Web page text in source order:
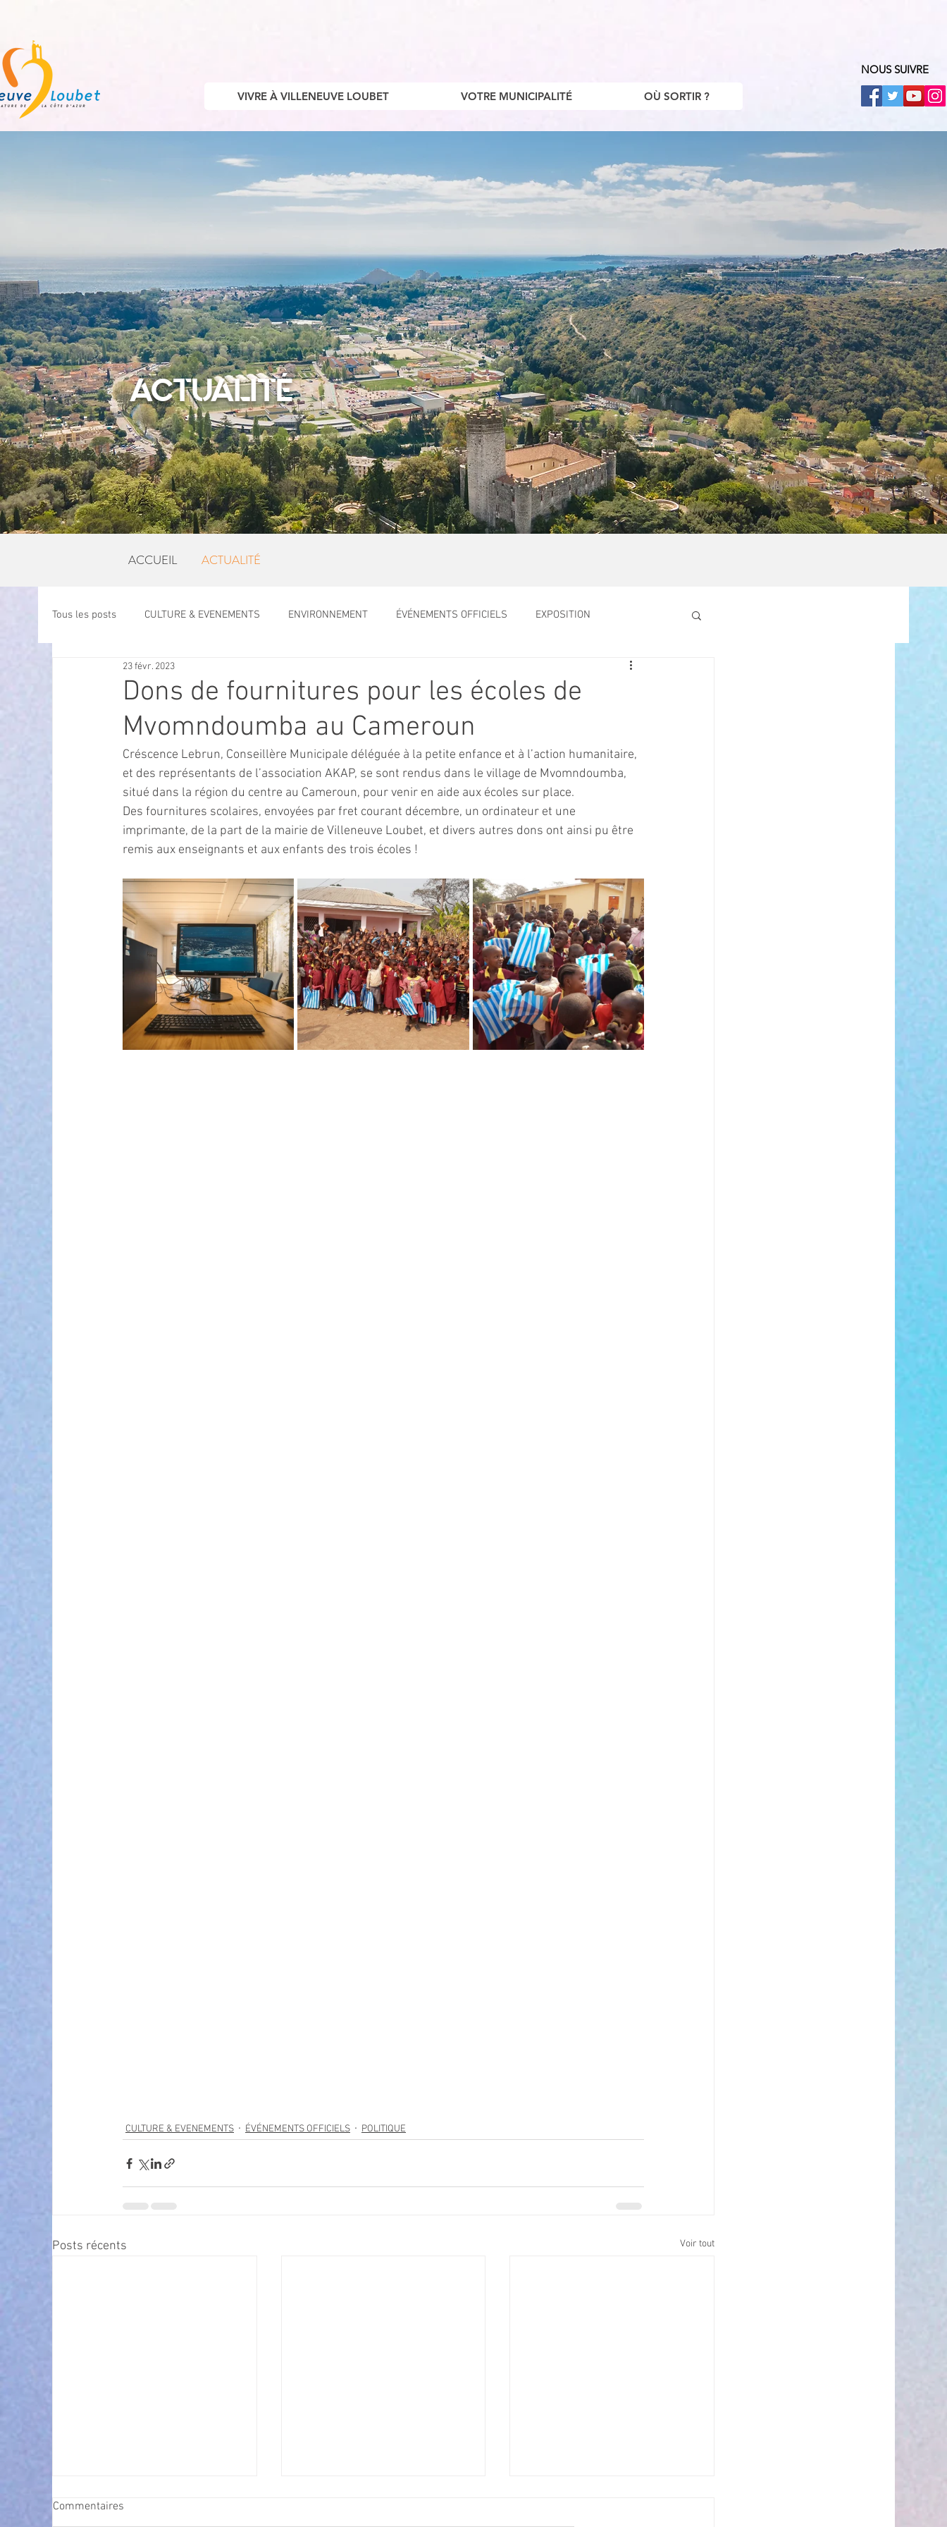
VIVRE À VILLENEUVE LOUBET VOTRE MUNICIPALITÉ OÙ SORTIR ?
NOUS SUIVRE
ACTUALITÉ
ACCUEIL ACTUALITÉ
Tous les posts CULTURE & EVENEMENTS ENVIRONNEMENT ÉVÉNEMENTS OFFICIELS EXPOSITION
OFFRES D'EMPLOI
ECO MOBILITE PETITE ENFANCE TOURISME ARCHIVES ET PATRIMOINE
Instruction Publique & Familles Activité culture & musique
FETES & MANIFESTATIONS PREVENTION DE LA DELINQUANCE
POLE CULTUREL AUGUSTE ESCOFFIER Science
Dons de fournitures pour les écoles de
Mvomndoumba au Cameroun
23 févr. 2023
Créscence Lebrun, Conseillère Municipale déléguée à la petite enfance et à l’action humanitaire,
et des représentants de l’association AKAP, se sont rendus dans le village de Mvomndoumba,
situé dans la région du centre au Cameroun, pour venir en aide aux écoles sur place.
Des fournitures scolaires, envoyées par fret courant décembre, un ordinateur et une
imprimante, de la part de la mairie de Villeneuve Loubet, et divers autres dons ont ainsi pu être
remis aux enseignants et aux enfants des trois écoles !
CULTURE & EVENEMENTS ÉVÉNEMENTS OFFICIELS POLITIQUE
Posts récents Voir tout
Commentaires